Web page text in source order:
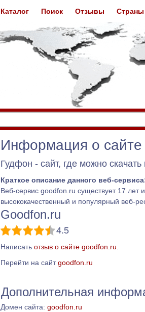
Информация о сайте
Гудфон - сайт, где можно
Краткое описание данного веб-
Веб-сервис goodfon.ru существует 17
высококачественный и популярный веб-
Goodfon.ru
4.5
Написать отзыв о сайте goodfon.ru
Перейти на сайтgoodfon.ru
Дополнительная
Домен сайта: goodfon.ru
Каталог Поиск Отзывы Страны